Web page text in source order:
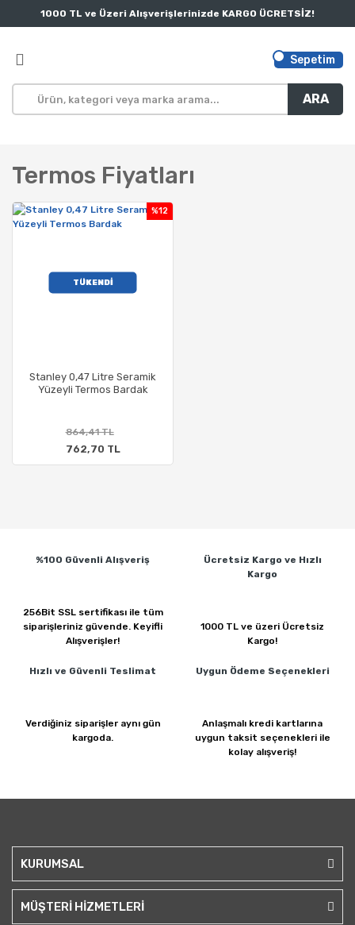
1000 TL ve Üzeri Alışverişlerinizde KARGO ÜCRETSİZ!
ARA
Sepetim
Termos Fiyatları
TÜKENDİ
Stanley 0,47 Litre Seramik
Yüzeyli Termos Bardak
%12
864,41 TL
762,70 TL
%100 Güvenli Alışveriş
256Bit SSL sertifikası ile tüm
siparişleriniz güvende. Keyifli
Alışverişler!
Ücretsiz Kargo ve Hızlı
Kargo
1000 TL ve üzeri Ücretsiz
Kargo!
Hızlı ve Güvenli Teslimat
Verdiğiniz siparişler aynı gün
kargoda.
Uygun Ödeme Seçenekleri
Anlaşmalı kredi kartlarına
uygun taksit seçenekleri ile
kolay alışveriş!
KURUMSAL
MÜŞTERİ HİZMETLERİ